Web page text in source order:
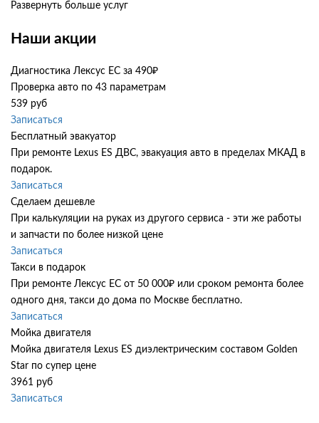
Развернуть больше услуг
Наши акции
Диагностика Лексус ЕС за 490₽
Проверка авто по 43 параметрам
539 руб
Записаться
Бесплатный эвакуатор
При ремонте Lexus ES ДВС, эвакуация авто в пределах МКАД в
подарок.
Записаться
Сделаем дешевле
При калькуляции на руках из другого сервиса - эти же работы
и запчасти по более низкой цене
Записаться
Такси в подарок
При ремонте Лексус ЕС от 50 000₽ или сроком ремонта более
одного дня, такси до дома по Москве бесплатно.
Записаться
Мойка двигателя
Мойка двигателя Lexus ES диэлектрическим составом Golden
Star по супер цене
3961 руб
Записаться